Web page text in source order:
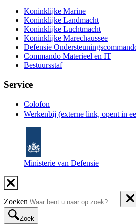
Koninklijke Marine
Koninklijke Landmacht
Koninklijke Luchtmacht
Koninklijke Marechaussee
Defensie
Commando Materieel en IT
Bestuursstaf
Service
Colofon
Werkenbij (externe link, opent in
Ministerie van Defensie
Zoeken
Zoek